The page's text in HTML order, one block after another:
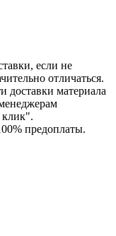
если не
отличаться.
доставки материала
предоплаты.